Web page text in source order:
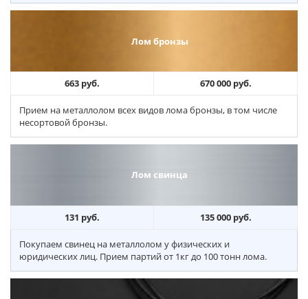
Лом бронзы
663 руб. 670 000 руб.
Прием на металлолом всех видов лома бронзы, в том числе
несортовой бронзы.
Лом свинца
131 руб. 135 000 руб.
Покупаем свинец на металлолом у физических и
юридических лиц. Прием партий от 1кг до 100 тонн лома.